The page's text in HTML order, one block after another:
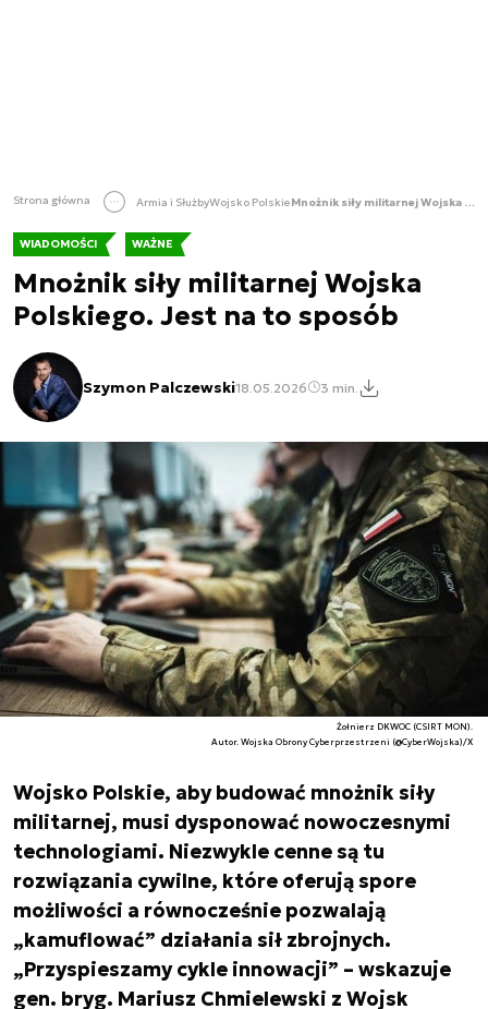
Strona główna Armia i SłużbyWojsko Polskie Mnożnik siły militarnej Wojska Polskiego. Jest na to sposób
WIADOMOŚCI WAŻNE
Mnożnik siły militarnej Wojska
Polskiego. Jest na to sposób
Szymon Palczewski18.05.2026 3 min.
Żołnierz DKWOC (CSIRT MON).
Autor. Wojska Obrony Cyberprzestrzeni (@CyberWojska)/X
Wojsko Polskie, aby budować mnożnik siły
militarnej, musi dysponować nowoczesnymi
technologiami. Niezwykle cenne są tu
rozwiązania cywilne, które oferują spore
możliwości a równocześnie pozwalają
„kamuflować” działania sił zbrojnych.
„Przyspieszamy cykle innowacji” – wskazuje
gen. bryg. Mariusz Chmielewski z Wojsk